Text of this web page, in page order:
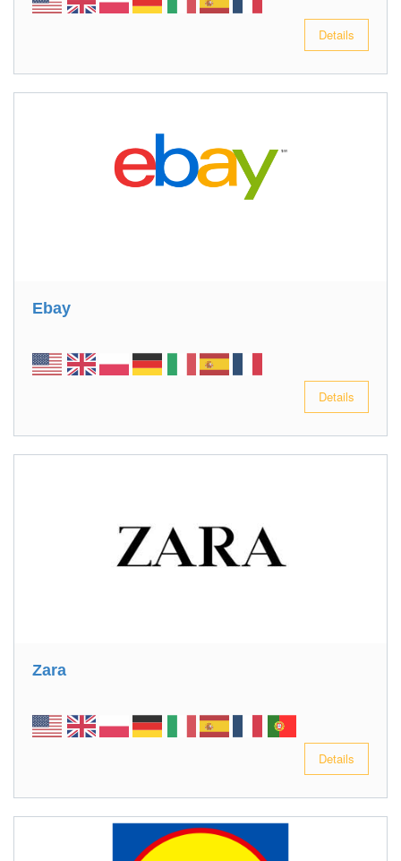
Details
Ebay
Details
Zara
Details